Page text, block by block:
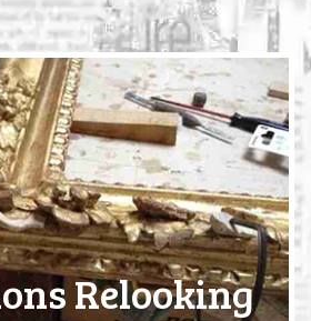
Relooking